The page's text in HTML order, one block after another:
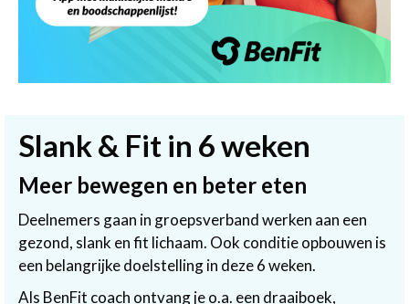
Slank & Fit in 6 weken
Meer bewegen en beter eten
Deelnemers gaan in groepsverband werken aan een
gezond, slank en fit lichaam. Ook conditie opbouwen is
een belangrijke doelstelling in deze 6 weken.
Als BenFit coach ontvang je o.a. een draaiboek,